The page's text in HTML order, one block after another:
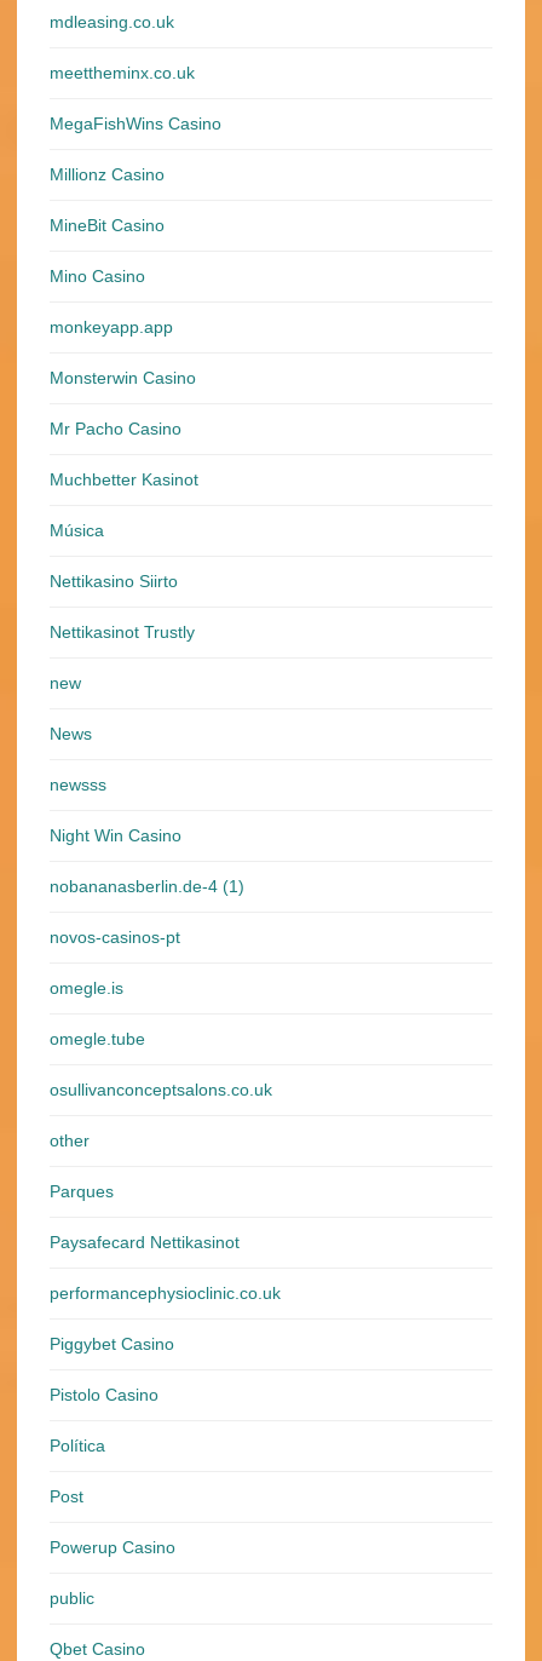
mdleasing.co.uk
meettheminx.co.uk
MegaFishWins Casino
Millionz Casino
MineBit Casino
Mino Casino
monkeyapp.app
Monsterwin Casino
Mr Pacho Casino
Muchbetter Kasinot
Música
Nettikasino Siirto
Nettikasinot Trustly
new
News
newsss
Night Win Casino
nobananasberlin.de-4 (1)
novos-casinos-pt
omegle.is
omegle.tube
osullivanconceptsalons.co.uk
other
Parques
Paysafecard Nettikasinot
performancephysioclinic.co.uk
Piggybet Casino
Pistolo Casino
Política
Post
Powerup Casino
public
Qbet Casino